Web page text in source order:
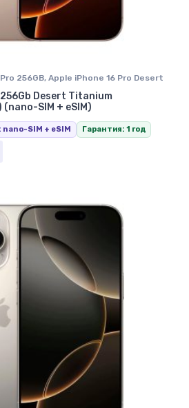
256GB, Apple iPhone 16 Pro Desert
iPhone 16 Pro
iPhone в
Desert Titanium
SIM + eSIM)
nano-SIM + eSIM Гарантия: 1 год